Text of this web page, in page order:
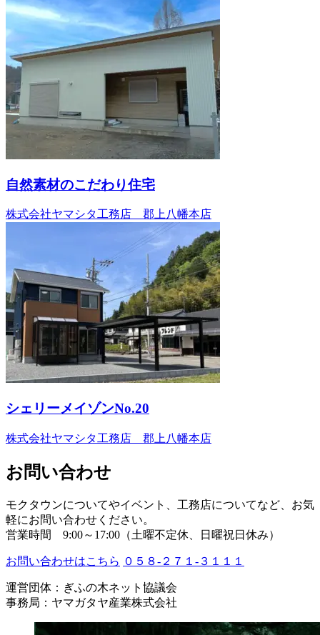
自然素材のこだわり住宅
株式会社ヤマシタ工務店 郡上八幡本店
シェリーメイゾンNo.20
株式会社ヤマシタ工務店 郡上八幡本店
お問い合わせ
モクタウンについてやイベント、工務店についてなど、お気
軽にお問い合わせください。
営業時間 9:00～17:00（土曜不定休、日曜祝日休み）
お問い合わせはこちら ０５８-２７１-３１１１
運営団体：ぎふの木ネット協議会
事務局：ヤマガタヤ産業株式会社